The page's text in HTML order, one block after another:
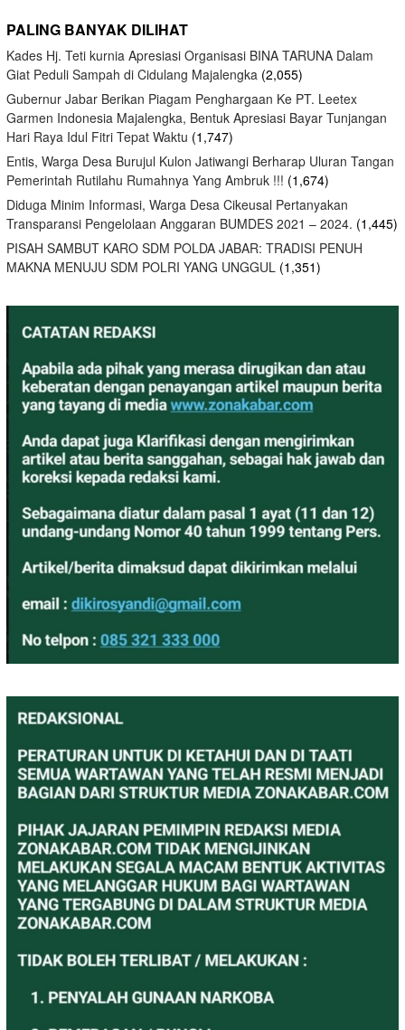
PALING BANYAK DILIHAT
Kades Hj. Teti kurnia Apresiasi Organisasi BINA TARUNA Dalam
Giat Peduli Sampah di Cidulang Majalengka (2,055)
Gubernur Jabar Berikan Piagam Penghargaan Ke PT. Leetex
Garmen Indonesia Majalengka, Bentuk Apresiasi Bayar Tunjangan
Hari Raya Idul Fitri Tepat Waktu (1,747)
Entis, Warga Desa Burujul Kulon Jatiwangi Berharap Uluran Tangan
Pemerintah Rutilahu Rumahnya Yang Ambruk !!! (1,674)
Diduga Minim Informasi, Warga Desa Cikeusal Pertanyakan
Transparansi Pengelolaan Anggaran BUMDES 2021 – 2024. (1,445)
PISAH SAMBUT KARO SDM POLDA JABAR: TRADISI PENUH
MAKNA MENUJU SDM POLRI YANG UNGGUL (1,351)